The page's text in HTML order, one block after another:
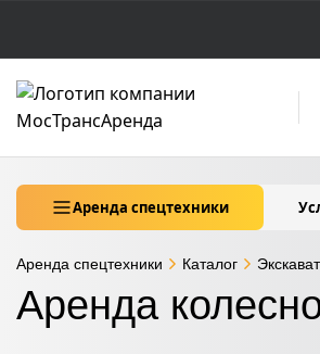
Аренда спецтехники
Аренда
Аренда спецтехники Каталог